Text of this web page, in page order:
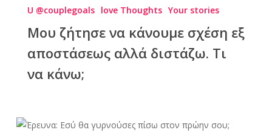
U @couplegoals love Thoughts Your stories
Μου ζήτησε να κάνουμε σχέση εξ
αποστάσεως αλλά διστάζω. Τι
να κάνω;